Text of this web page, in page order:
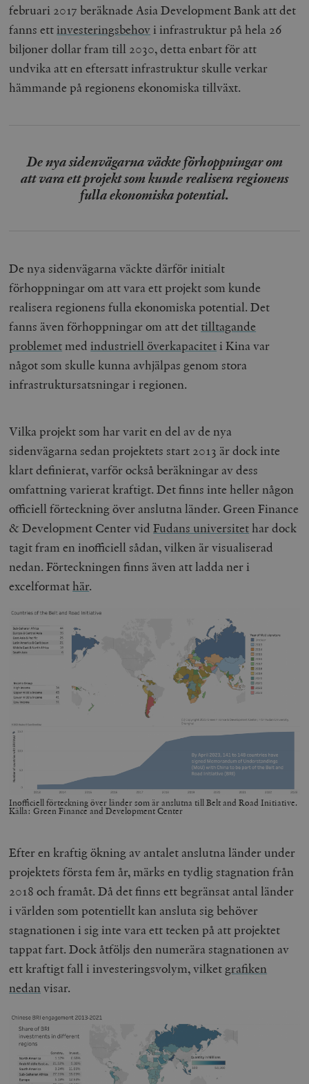
februari 2017 beräknade Asia Development Bank att det
fanns ettinvesteringsbehovi infrastruktur på hela 26
biljoner dollar fram till 2030, detta enbart för att
undvika att en eftersatt infrastruktur skulle verkar
hämmande på regionens ekonomiska tillväxt.
De nya sidenvägarna väckte förhoppningar om
att vara ett projekt som kunde realisera regionens
fulla ekonomiska potential.
De nya sidenvägarna väckte därför initialt
förhoppningar om att vara ett projekt som kunde
realisera regionens fulla ekonomiska potential. Det
fanns även förhoppningar om att det tilltagande
problemetmedindustriell överkapaciteti Kina var
något som skulle kunna avhjälpas genom stora
infrastruktursatsningar i regionen.
Vilka projekt som har varit en del av de nya
sidenvägarna sedan projektets start 2013 är dock inte
klart definierat, varför också beräkningar av dess
omfattning varierat kraftigt. Det finns inte heller någon
officiell förteckning över anslutna länder. Green Finance
& Development Center vidFudans universitethar dock
tagit fram en inofficiell sådan, vilken är visualiserad
nedan. Förteckningen finns även att ladda ner i
excelformathär.
Inofficiell förteckning över länder som är anslutna till Belt and Road Initiative.
Källa: Green Finance and Development Center
Efter en kraftig ökning av antalet anslutna länder under
projektets första fem år, märks en tydlig stagnation från
2018 och framåt. Då det finns ett begränsat antal länder
i världen som potentiellt kan ansluta sig behöver
stagnationen i sig inte vara ett tecken på att projektet
tappat fart. Dock åtföljs den numerära stagnationen av
ett kraftigt fall i investeringsvolym, vilket grafiken
nedanvisar.